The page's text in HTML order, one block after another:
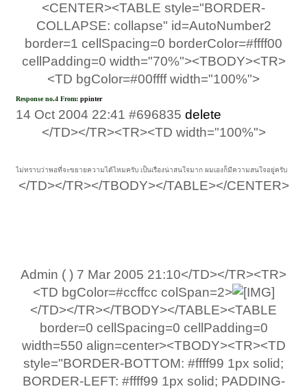
<CENTER><TABLE style="BORDER-
COLLAPSE: collapse" id=AutoNumber2
border=1 cellSpacing=0 borderColor=#ffff00
cellPadding=0 width="70%"><TBODY><TR>
<TD bgColor=#00ffff width="100%">
Response no.4 From:ppinter
14 Oct 2004 22:41 #696835delete
</TD></TR><TR><TD width="100%">
ไม่ทราบว่าพอที่จะขยายความได้ไหมครับ เป็นเรืองน่าสนใจมาก ผมเองก็มีความสนใจอยู่ครับ
</TD></TR></TBODY></TABLE></CENTER>​
Admin ( ) 7 Mar 2005 21:10</TD></TR><TR>
<TD bgColor=#ccffcc colSpan=2>
</TD></TR></TBODY></TABLE><TABLE
border=0 cellSpacing=0 cellPadding=0
width=550 align=center><TBODY><TR><TD
style="BORDER-BOTTOM: #ffff99 1px solid;
BORDER-LEFT: #ffff99 1px solid; PADDING-